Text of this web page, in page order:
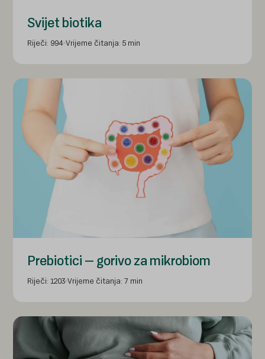
Svijet biotika
Riječi: 994 Vrijeme čitanja: 5 min
Prebiotici – gorivo za mikrobiom
Riječi: 1203 Vrijeme čitanja: 7 min